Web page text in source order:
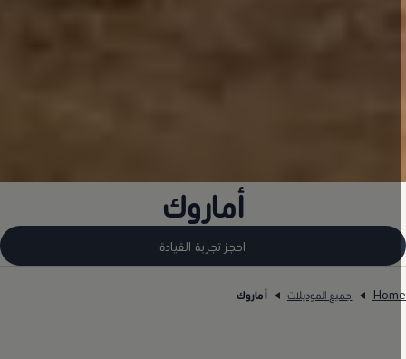
أماروك
احجز تجربة القيادة
جميع الموديلات أماروك